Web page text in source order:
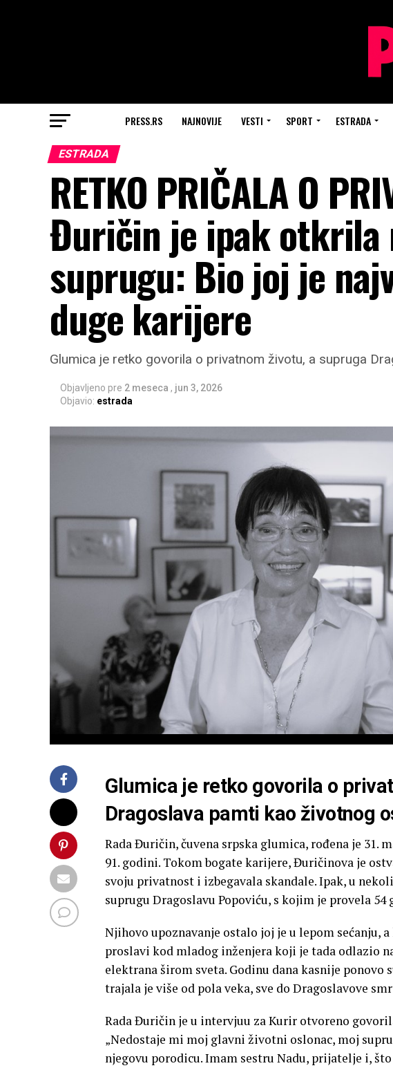
PRESS.RS NAJNOVIJE VESTI SPORT ESTRADA
ESTRADA
RETKO PRIČALA O
Đuričin je ipak otkrila
suprugu: Bio joj je
duge karijere
Glumica je retko govorila o privatnom životu, a supruga
Objavljeno pre 2 meseca , jun 3, 2026
Objavio: estrada
Glumica je retko govorila o
Dragoslava pamti kao životnog
Rada Đuričin, čuvena srpska glumica, rođena je 31.
91. godini. Tokom bogate karijere, Đuričinova je
svoju privatnost i izbegavala skandale. Ipak, u
suprugu Dragoslavu Popoviću, s kojim je provela 54
Njihovo upoznavanje ostalo joj je u lepom sećanju,
proslavi kod mladog inženjera koji je tada odlazio
elektrana širom sveta. Godinu dana kasnije ponovo
trajala je više od pola veka, sve do Dragoslavove
Rada Đuričin je u intervjuu za Kurir otvoreno
„Nedostaje mi moj glavni životni oslonac, moj
njegovu porodicu. Imam sestru Nadu, prijatelje i,